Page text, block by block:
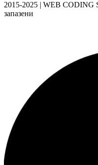
2015-2025 | WEB CODING
запазени